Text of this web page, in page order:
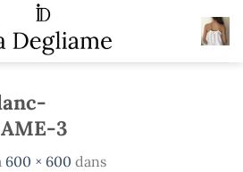
3
600 × 600 dans